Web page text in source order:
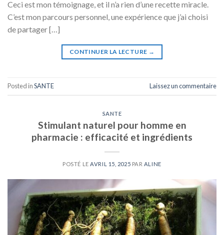
Ceci est mon témoignage, et il n’a rien d’une recette miracle.
C’est mon parcours personnel, une expérience que j’ai choisi
de partager […]
CONTINUER LA LECTURE →
Posted inSANTE Laissez un commentaire
SANTE
Stimulant naturel pour homme en
pharmacie : efficacité et ingrédients
POSTÉ LE AVRIL 15, 2025 PAR ALINE